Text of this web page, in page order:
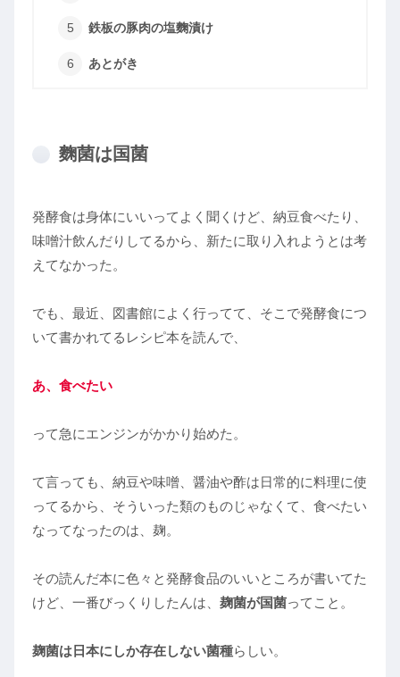
鉄板の豚肉の塩麴漬け
あとがき
麴菌は国菌
発酵食は身体にいいってよく聞くけど、納豆食べたり、
味噌汁飲んだりしてるから、新たに取り入れようとは考
えてなかった。
でも、最近、図書館によく行ってて、そこで発酵食につ
いて書かれてるレシピ本を読んで、
あ、食べたい
って急にエンジンがかかり始めた。
て言っても、納豆や味噌、醤油や酢は日常的に料理に使
ってるから、そういった類のものじゃなくて、食べたい
なってなったのは、麹。
その読んだ本に色々と発酵食品のいいところが書いてた
けど、一番びっくりしたんは、 麹菌が国菌ってこと。
麹菌は日本にしか存在しない菌種らしい。